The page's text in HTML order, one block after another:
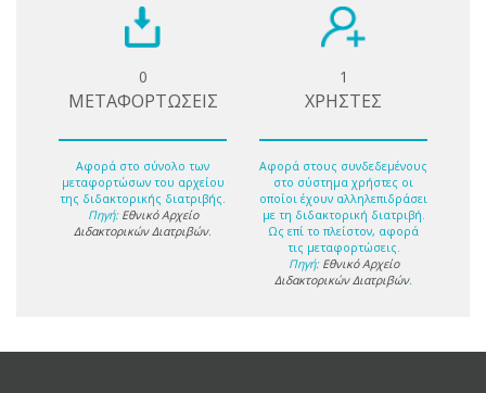
0
ΜΕΤΑΦΟΡΤΩΣΕΙΣ
Αφορά στο σύνολο των
μεταφορτώσων του αρχείου
της διδακτορικής διατριβής.
Πηγή: Εθνικό Αρχείο
Διδακτορικών Διατριβών.
1
ΧΡΗΣΤΕΣ
Αφορά στους συνδεδεμένους
στο σύστημα χρήστες οι
οποίοι έχουν αλληλεπιδράσει
με τη διδακτορική διατριβή.
Ως επί το πλείστον, αφορά
τις μεταφορτώσεις.
Πηγή: Εθνικό Αρχείο
Διδακτορικών Διατριβών.